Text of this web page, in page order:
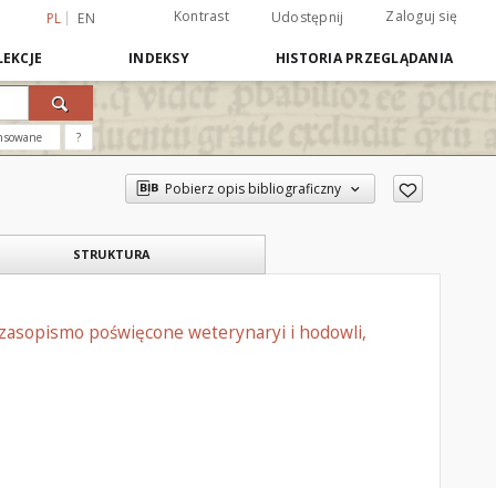
PL EN Kontrast Udostępnij Zaloguj się
INDEKSY HISTORIA PRZEGLĄDANIA
?
Pobierz opis bibliograficzny
STRUKTURA
poświęcone weterynaryi i hodowli,